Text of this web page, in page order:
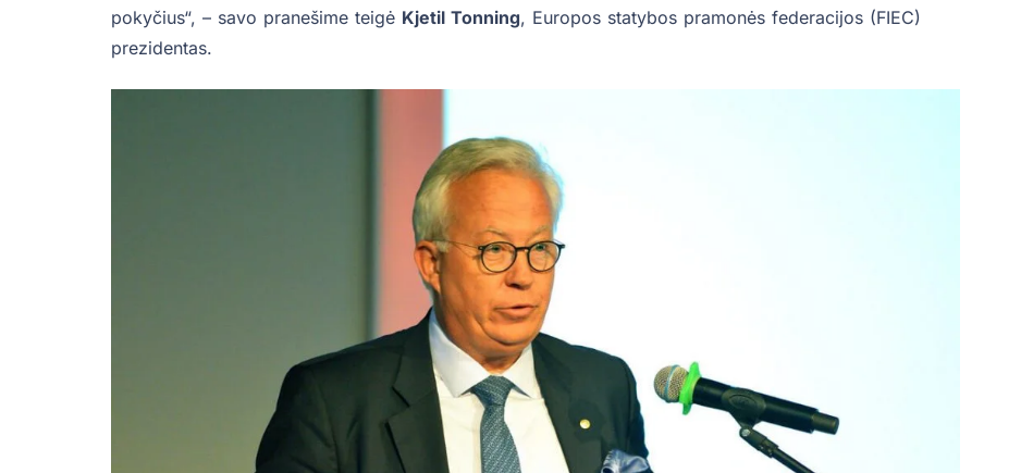
pokyčius“, – savo pranešime teigė Kjetil Tonning, Europos statybos pramonės federacijos (FIEC)
prezidentas.